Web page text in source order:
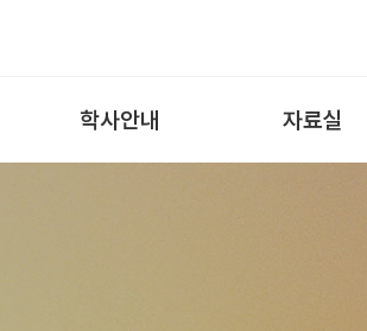
학사안내 자료실